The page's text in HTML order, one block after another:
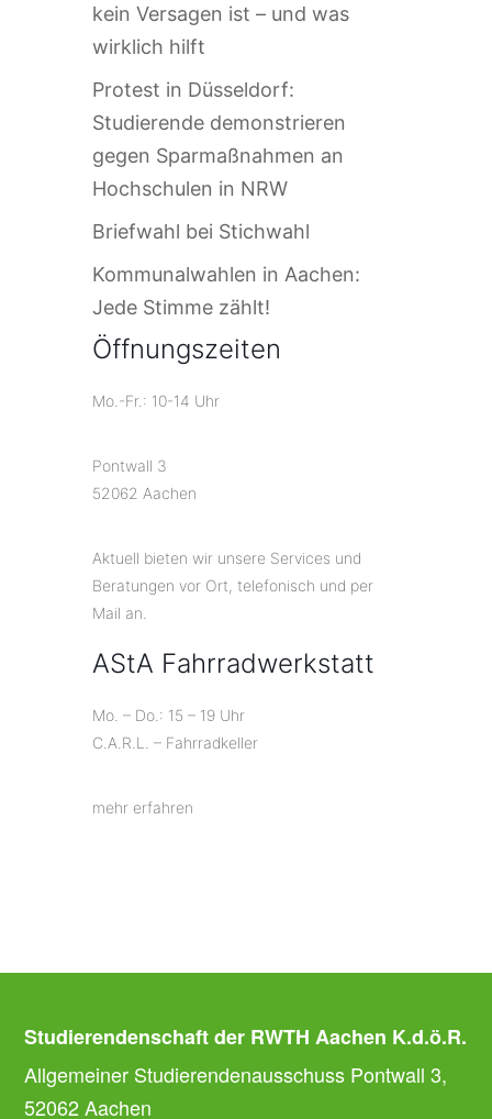
kein Versagen ist – und was
wirklich hilft
Protest in Düsseldorf:
Studierende demonstrieren
gegen Sparmaßnahmen an
Hochschulen in NRW
Briefwahl bei Stichwahl
Kommunalwahlen in Aachen:
Jede Stimme zählt!
Öffnungszeiten
Mo.-Fr.: 10-14 Uhr
Pontwall 3
52062 Aachen
Aktuell bieten wir unsere Services und
Beratungen vor Ort, telefonisch und per
Mail an.
AStA Fahrradwerkstatt
Mo. – Do.: 15 – 19 Uhr
C.A.R.L. – Fahrradkeller
mehr erfahren
Studierendenschaft der RWTH Aachen K.d.ö.R.
Allgemeiner Studierendenausschuss Pontwall 3,
52062 Aachen